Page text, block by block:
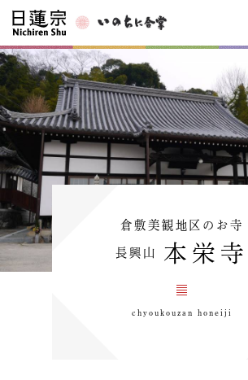
倉敷美観地区のお寺
長興山 本栄寺
chyoukouzan honeiji